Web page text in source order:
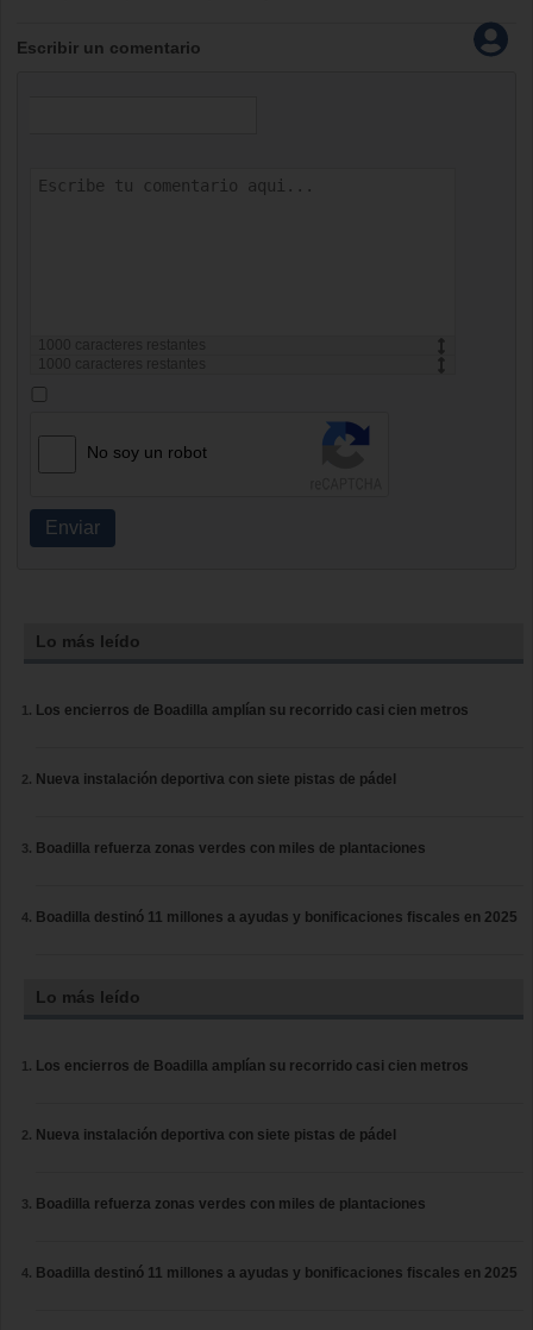
Escribir un comentario
caracteres restantes
caracteres restantes
No soy un robot
Enviar
Lo más leído
Los encierros de Boadilla amplían su recorrido casi cien metros
Nueva instalación deportiva con siete pistas de pádel
Boadilla refuerza zonas verdes con miles de plantaciones
Boadilla destinó 11 millones a ayudas y bonificaciones fiscales en 2025
Lo más leído
Los encierros de Boadilla amplían su recorrido casi cien metros
Nueva instalación deportiva con siete pistas de pádel
Boadilla refuerza zonas verdes con miles de plantaciones
Boadilla destinó 11 millones a ayudas y bonificaciones fiscales en 2025